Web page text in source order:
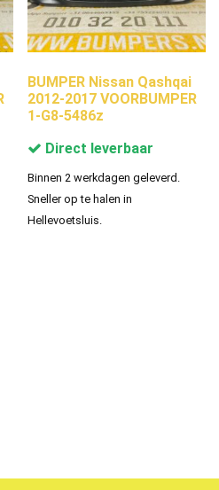
BUMPER Nissan Qashqai
2012-2017 VOORBUMPER
1-G8-5486z
Direct leverbaar
Binnen 2 werkdagen geleverd.
Sneller op te halen in
Hellevoetsluis.